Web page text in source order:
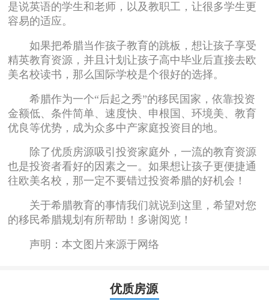
是说英语的学生和老师，以及教职工，让很多学生更
容易的适应。
如果把希腊当作孩子教育的跳板，想让孩子享受
精英教育资源，并且计划让孩子高中毕业后直接去欧
美名校读书，那么国际学校是个很好的选择。
希腊作为一个“后起之秀”的移民国家，依靠投资
金额低、条件简单、速度快、申根国、环境美、教育
优良等优势，成为众多中产家庭投资目的地。
除了优质房源吸引投资家庭外，一流的教育资源
也是投资者看好的因素之一。如果想让孩子更便捷通
往欧美名校，那一定不要错过投资希腊的好机会！
关于希腊教育的事情我们就说到这里，希望对您
的移民希腊规划有所帮助！多谢阅览！
声明：本文图片来源于网络
优质房源